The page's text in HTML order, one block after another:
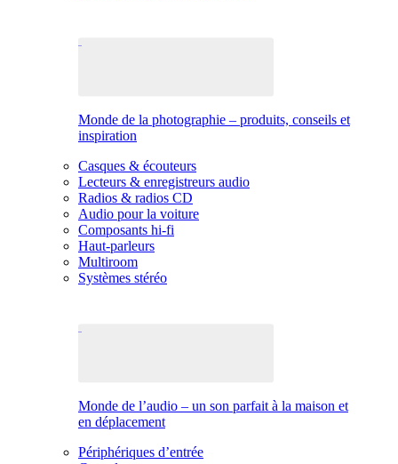
Monde de la photographie – produits, conseils et
inspiration
Casques & écouteurs
Lecteurs & enregistreurs audio
Radios & radios CD
Audio pour la voiture
Composants hi-fi
Haut-parleurs
Multiroom
Systèmes stéréo
Monde de l’audio – un son parfait à la maison et
en déplacement
Périphériques d’entrée